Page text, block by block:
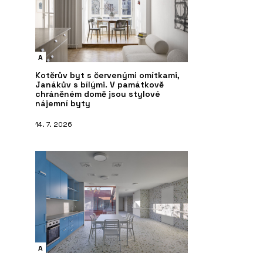
A
Kotěrův byt s červenými omítkami,
Janákův s bílými. V památkově
chráněném domě jsou stylové
nájemní byty
14. 7. 2026
A